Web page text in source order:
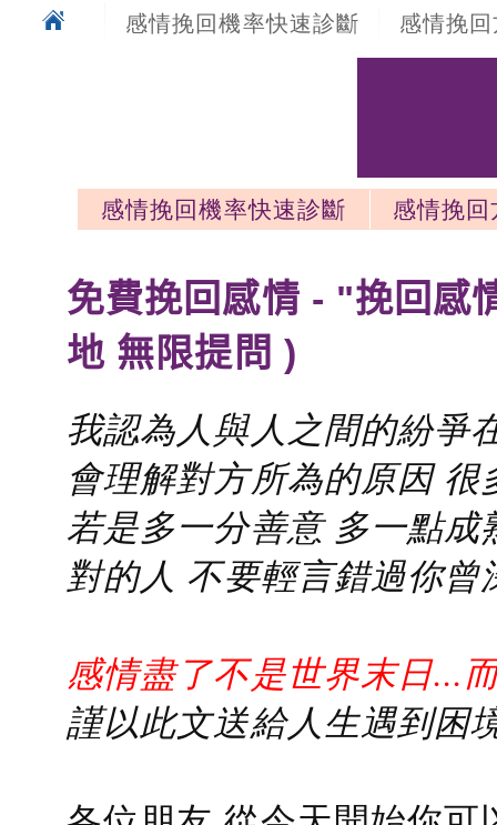
感情挽回機率快速診斷 感情挽
感情挽回機率快速診斷
感情挽
免費挽回感情 - "挽回感
地 無限提問 )
我認為人與人之間的紛爭
會理解對方所為的原因
若是多一分善意 多一點
對的人 不要輕言錯過你曾
感情盡了不是世界末日...
謹以此文送給人生遇到困